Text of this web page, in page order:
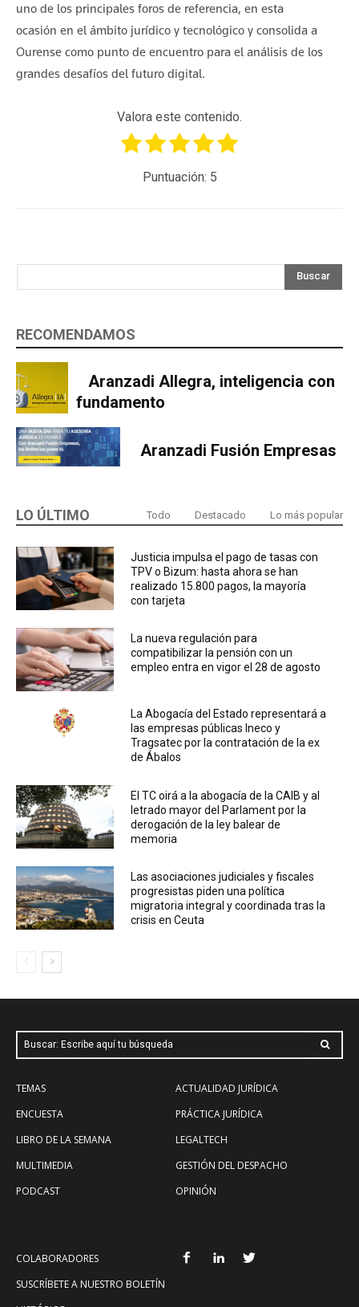
uno de los principales foros de referencia, en esta
ocasión en el ámbito jurídico y tecnológico y consolida a
Ourense como punto de encuentro para el análisis de los
grandes desafíos del futuro digital.
Valora este contenido.
Puntuación: 5
Buscar
RECOMENDAMOS
Aranzadi Allegra, inteligencia con
fundamento
Aranzadi Fusión Empresas
LO ÚLTIMO Todo Destacado Lo más popular
Justicia impulsa el pago de tasas con
TPV o Bizum: hasta ahora se han
realizado 15.800 pagos, la mayoría
con tarjeta
La nueva regulación para
compatibilizar la pensión con un
empleo entra en vigor el 28 de agosto
La Abogacía del Estado representará a
las empresas públicas Ineco y
Tragsatec por la contratación de la ex
de Ábalos
El TC oirá a la abogacía de la CAIB y al
letrado mayor del Parlament por la
derogación de la ley balear de
memoria
Las asociaciones judiciales y fiscales
progresistas piden una política
migratoria integral y coordinada tras la
crisis en Ceuta
Buscar: Escribe aquí tu búsqueda
TEMAS
ENCUESTA
LIBRO DE LA SEMANA
MULTIMEDIA
PODCAST
ACTUALIDAD JURÍDICA
PRÁCTICA JURÍDICA
LEGALTECH
GESTIÓN DEL DESPACHO
OPINIÓN
COLABORADORES
SUSCRÍBETE A NUESTRO BOLETÍN